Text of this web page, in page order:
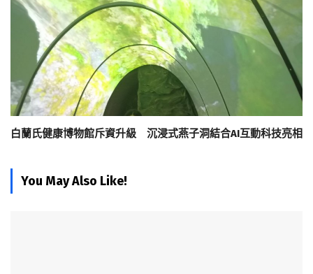
白蘭氏健康博物館斥資升級 沉浸式燕子洞結合AI互動科技亮相
You May Also Like!